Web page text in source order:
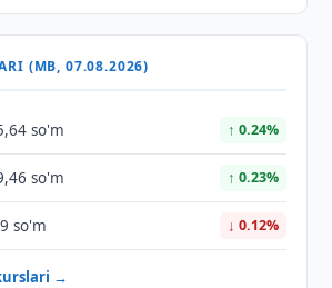
(MB, 07.08.2026)
so'm ↑ 0.24%
so'm ↑ 0.23%
so'm ↓ 0.12%
→